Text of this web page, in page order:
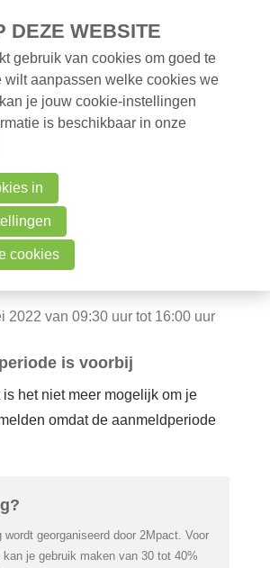
MENU
in de
- hoe
eraan?
2022 van 09:30 uur tot 16:00 uur
is voorbij
is het niet meer mogelijk om je
omdat de aanmeldperiode
wordt georganiseerd door 2Mpact. Voor
kan je gebruik maken van 30 tot 40%
Milieunieuws
Vacatures
Login
DEZE WEBSITE
gebruik van cookies om goed te
wilt aanpassen welke cookies we
je jouw cookie-instellingen
is beschikbaar in onze
in
cookies